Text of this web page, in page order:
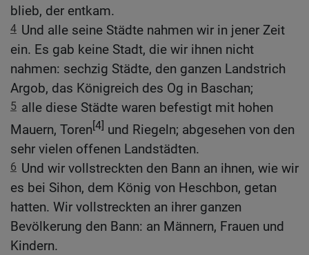
blieb, der entkam.
4 Und alle seine Städte nahmen wir in jener Zeit
ein. Es gab keine Stadt, die wir ihnen nicht
nahmen: sechzig Städte, den ganzen Landstrich
Argob, das Königreich des Og in Baschan;
5 alle diese Städte waren befestigt mit hohen
Mauern, Toren[4] und Riegeln; abgesehen von den
sehr vielen offenen Landstädten.
6 Und wir vollstreckten den Bann an ihnen, wie wir
es bei Sihon, dem König von Heschbon, getan
hatten. Wir vollstreckten an ihrer ganzen
Bevölkerung den Bann: an Männern, Frauen und
Kindern.